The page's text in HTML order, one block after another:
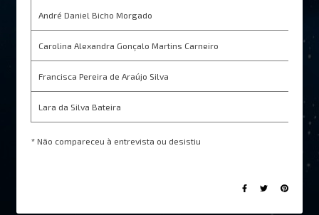
André Daniel Bicho Morgado
Carolina Alexandra Gonçalo Martins Carneiro
Francisca Pereira de Araújo Silva
Lara da Silva Bateira
* Não compareceu à entrevista ou desistiu